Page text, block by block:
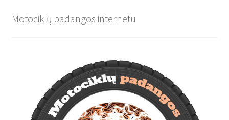
Motociklų padangos internetu